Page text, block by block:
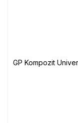
GP Kompozit